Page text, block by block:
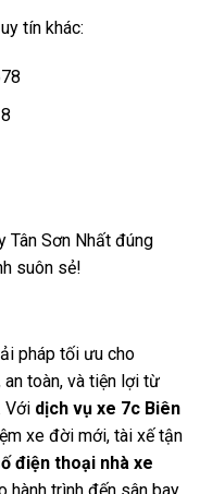
tín khác:
Tân Sơn Nhất đúng
suôn sẻ!
pháp tối ưu cho
an toàn, và tiện lợi từ
Với dịch vụ xe 7c Biên
xe đời mới, tài xế tận
điện thoại nhà xe